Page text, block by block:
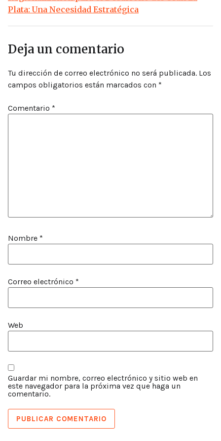
Plata: Una Necesidad Estratégica
Deja un comentario
Tu dirección de correo electrónico no será publicada. Los
campos obligatorios están marcados con *
Comentario *
Nombre *
Correo electrónico *
Web
Guardar mi nombre, correo electrónico y sitio web en
este navegador para la próxima vez que haga un
comentario.